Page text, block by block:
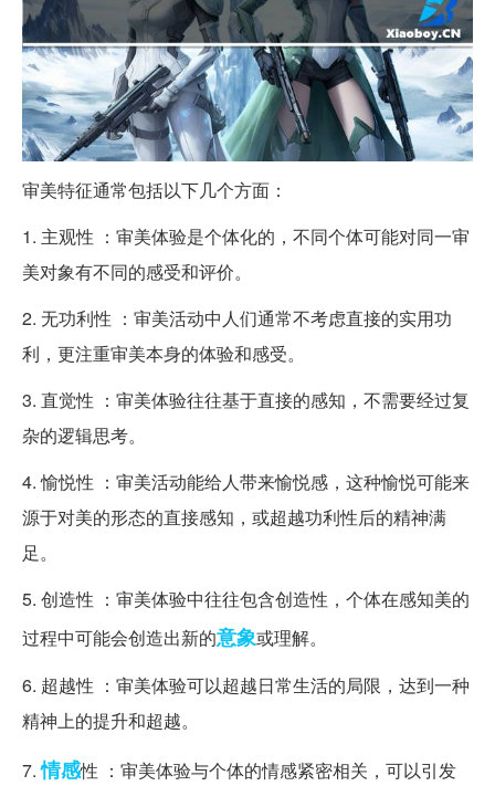
审美特征通常包括以下几个方面：
1. 主观性 ：审美体验是个体化的，不同个体可能对同一审
美对象有不同的感受和评价。
2. 无功利性 ：审美活动中人们通常不考虑直接的实用功
利，更注重审美本身的体验和感受。
3. 直觉性 ：审美体验往往基于直接的感知，不需要经过复
杂的逻辑思考。
4. 愉悦性 ：审美活动能给人带来愉悦感，这种愉悦可能来
源于对美的形态的直接感知，或超越功利性后的精神满
足。
5. 创造性 ：审美体验中往往包含创造性，个体在感知美的
过程中可能会创造出新的意象或理解。
6. 超越性 ：审美体验可以超越日常生活的局限，达到一种
精神上的提升和超越。
7.情感性 ：审美体验与个体的情感紧密相关，可以引发